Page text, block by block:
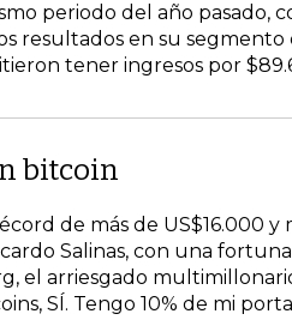
periodo del año pasado,
resultados en su segmento
tener ingresos por
bitcoin
de más de US$16.000
Salinas, con una
el arriesgado
SÍ. Tengo 10% de mi